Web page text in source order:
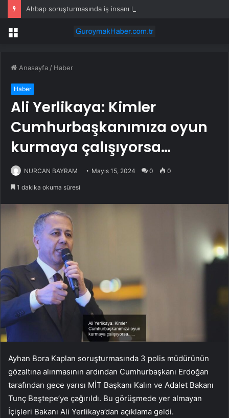
Menü
Anasayfa / Haber
Haber
Ali Yerlikaya: Kimler
Cumhurbaşkanımıza oyun
kurmaya çalışıyorsa…
NURCAN BAYRAM Mayıs 15, 2024 0 0
1 dakika okuma süresi
Ayhan Bora Kaplan soruşturmasında 3 polis müdürünün
gözaltına alınmasının ardından Cumhurbaşkanı Erdoğan
tarafından gece yarısı MİT Başkanı Kalın ve Adalet Bakanı
Tunç Beştepe’ye çağırıldı. Bu görüşmede yer almayan
İçişleri Bakanı Ali Yerlikaya’dan açıklama geldi.